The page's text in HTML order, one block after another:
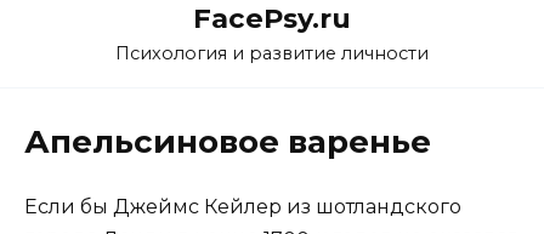
FacePsy.ru
Психология и развитие личности
Апельсиновое варенье
Если бы Джеймс Кейлер из шотландского